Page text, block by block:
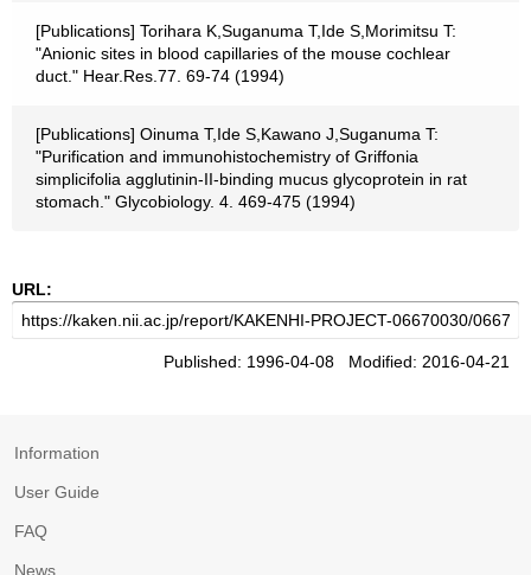
[Publications] Torihara K,Suganuma T,Ide S,Morimitsu T:
"Anionic sites in blood capillaries of the mouse cochlear
duct." Hear.Res.77. 69-74 (1994)
[Publications] Oinuma T,Ide S,Kawano J,Suganuma T:
"Purification and immunohistochemistry of Griffonia
simplicifolia agglutinin-II-binding mucus glycoprotein in rat
stomach." Glycobiology. 4. 469-475 (1994)
URL:
Published: 1996-04-08 Modified: 2016-04-21
Information
User Guide
FAQ
News